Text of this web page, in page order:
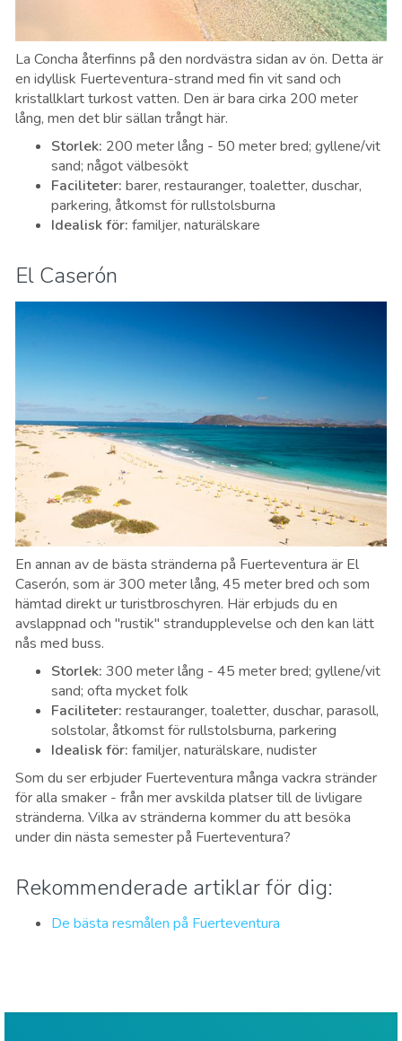
La Concha återfinns på den nordvästra sidan av ön. Detta är
en idyllisk Fuerteventura-strand med fin vit sand och
kristallklart turkost vatten. Den är bara cirka 200 meter
lång, men det blir sällan trångt här.
Storlek: 200 meter lång - 50 meter bred; gyllene/vit
sand; något välbesökt
Faciliteter: barer, restauranger, toaletter, duschar,
parkering, åtkomst för rullstolsburna
Idealisk för: familjer, naturälskare
El Caserón
En annan av de bästa stränderna på Fuerteventura är El
Caserón, som är 300 meter lång, 45 meter bred och som
hämtad direkt ur turistbroschyren. Här erbjuds du en
avslappnad och "rustik" strandupplevelse och den kan lätt
nås med buss.
Storlek: 300 meter lång - 45 meter bred; gyllene/vit
sand; ofta mycket folk
Faciliteter: restauranger, toaletter, duschar, parasoll,
solstolar, åtkomst för rullstolsburna, parkering
Idealisk för: familjer, naturälskare, nudister
Som du ser erbjuder Fuerteventura många vackra stränder
för alla smaker - från mer avskilda platser till de livligare
stränderna. Vilka av stränderna kommer du att besöka
under din nästa semester på Fuerteventura?
Rekommenderade artiklar för dig:
De bästa resmålen på Fuerteventura